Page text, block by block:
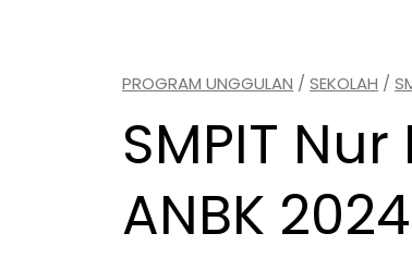
PROGRAM UNGGULAN / SEKOLAH /
SMPIT
ANBK